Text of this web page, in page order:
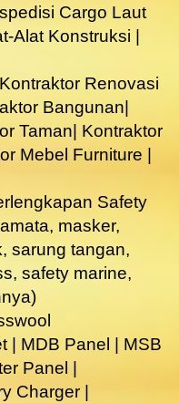
Cargo Laut
Alat Konstruksi |
Renovasi
Bangunan|
Taman| Kontraktor
Mebel Furniture |
Safety
masker,
sarung tangan,
safety marine,
| MDB Panel | MSB
Panel |
Charger |